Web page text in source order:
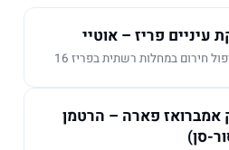
פריז – אוטיי
במחלות רשתית בפריז 16
פארה – הרטמן